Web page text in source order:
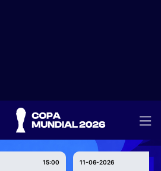
15:00 11-06-2026